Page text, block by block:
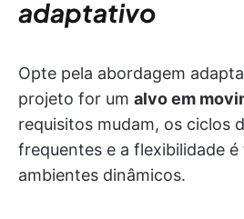
adaptativo
Opte pela abordagem
projeto for um alvo em
requisitos mudam, os ciclos
frequentes e a flexibilidade
ambientes dinâmicos.